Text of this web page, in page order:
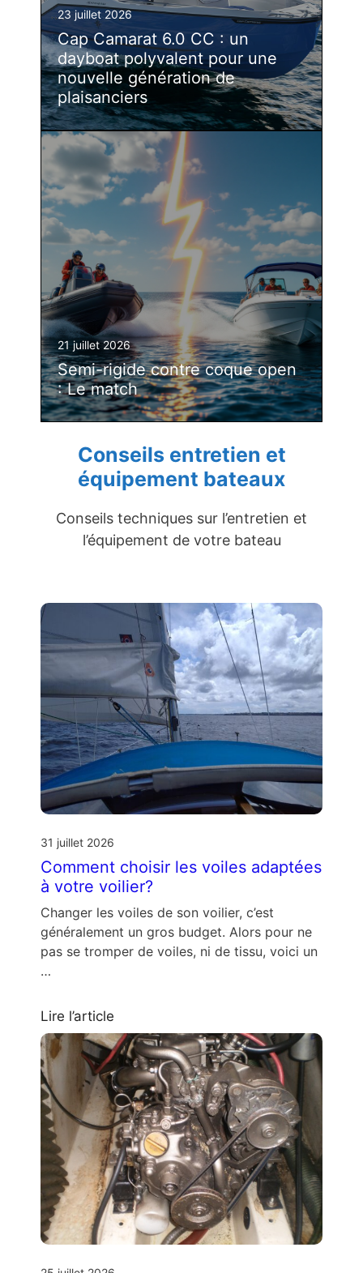
23 juillet 2026
Cap Camarat 6.0 CC : un
dayboat polyvalent pour une
nouvelle génération de
plaisanciers
21 juillet 2026
Semi-rigide contre coque open
: Le match
Conseils entretien et
équipement bateaux
Conseils techniques sur l’entretien et
l’équipement de votre bateau
31 juillet 2026
Comment choisir les voiles adaptées
à votre voilier?
Changer les voiles de son voilier, c’est
généralement un gros budget. Alors pour ne
pas se tromper de voiles, ni de tissu, voici un
…
Lire l’article